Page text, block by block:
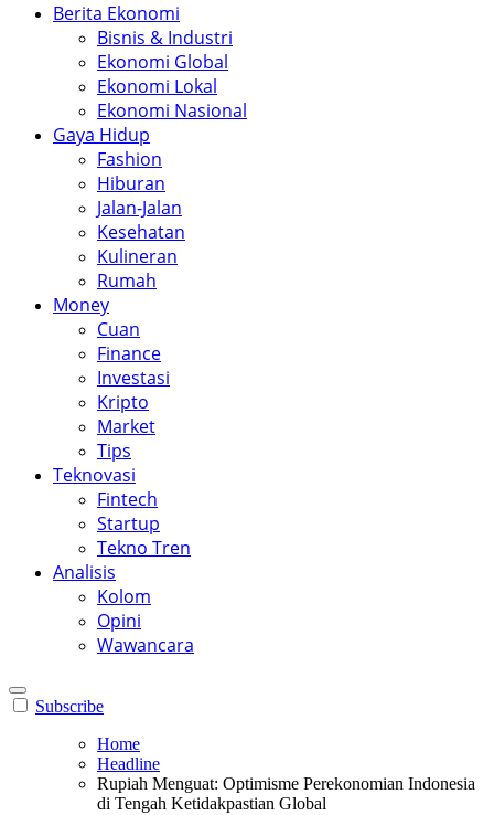
Berita Ekonomi
Bisnis & Industri
Ekonomi Global
Ekonomi Lokal
Ekonomi Nasional
Gaya Hidup
Fashion
Hiburan
Jalan-Jalan
Kesehatan
Kulineran
Rumah
Money
Cuan
Finance
Investasi
Kripto
Market
Tips
Teknovasi
Fintech
Startup
Tekno Tren
Analisis
Kolom
Opini
Wawancara
Subscribe
Home
Headline
Rupiah Menguat: Optimisme Perekonomian Indonesia
di Tengah Ketidakpastian Global